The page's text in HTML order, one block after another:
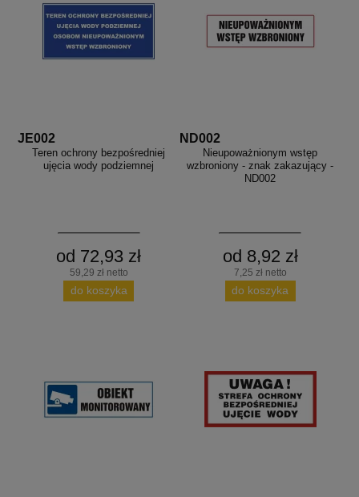
JE002
Teren ochrony bezpośredniej
ujęcia wody podziemnej
od 72,93 zł
59,29 zł netto
do koszyka
ND002
Nieupoważnionym wstęp
wzbroniony - znak zakazujący -
ND002
od 8,92 zł
7,25 zł netto
do koszyka